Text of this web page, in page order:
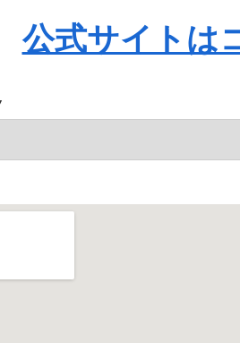
公式サイトは